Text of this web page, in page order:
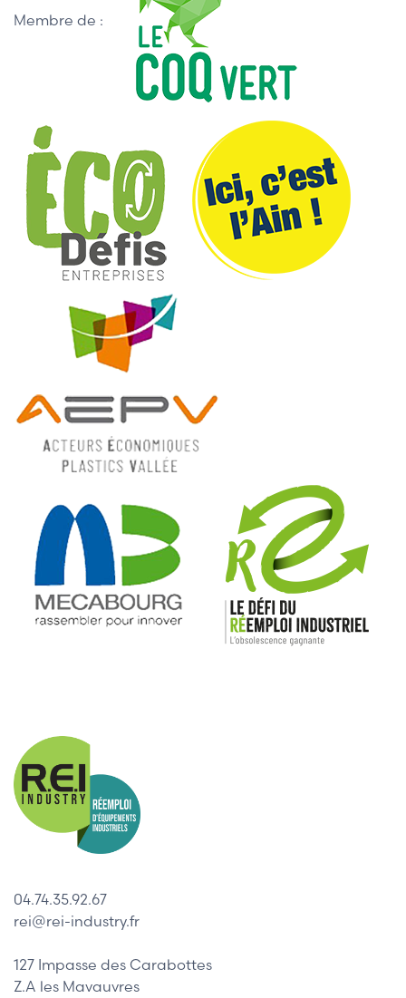
Membre de :
04.74.35.92.67
rei@rei-industry.fr
127 Impasse des Carabottes
Z.A les Mavauvres